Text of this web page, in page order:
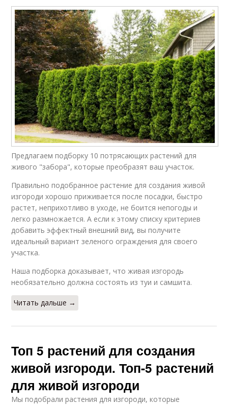
Предлагаем подборку 10 потрясающих растений для
живого "забора", которые преобразят ваш участок.
Правильно подобранное растение для создания живой
изгороди хорошо приживается после посадки, быстро
растет, неприхотливо в уходе, не боится непогоды и
легко размножается. А если к этому списку критериев
добавить эффектный внешний вид, вы получите
идеальный вариант зеленого ограждения для своего
участка.
Наша подборка доказывает, что живая изгородь
необязательно должна состоять из туи и самшита.
Читать дальше →
Топ 5 растений для создания
живой изгороди. Топ-5 растений
для живой изгороди
Мы подобрали растения для изгороди, которые